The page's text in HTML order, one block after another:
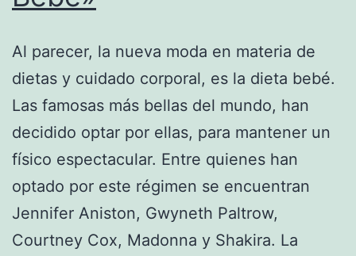
Al parecer, la nueva moda en materia de
dietas y cuidado corporal, es la dieta bebé.
Las famosas más bellas del mundo, han
decidido optar por ellas, para mantener un
físico espectacular. Entre quienes han
optado por este régimen se encuentran
Jennifer Aniston, Gwyneth Paltrow,
Courtney Cox, Madonna y Shakira. La